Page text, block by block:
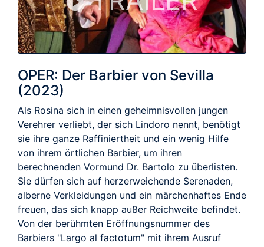
OPER: Der Barbier von Sevilla
(2023)
Als Rosina sich in einen geheimnisvollen jungen
Verehrer verliebt, der sich Lindoro nennt, benötigt
sie ihre ganze Raffiniertheit und ein wenig Hilfe
von ihrem örtlichen Barbier, um ihren
berechnenden Vormund Dr. Bartolo zu überlisten.
Sie dürfen sich auf herzerweichende Serenaden,
alberne Verkleidungen und ein märchenhaftes Ende
freuen, das sich knapp außer Reichweite befindet.
Von der berühmten Eröffnungsnummer des
Barbiers "Largo al factotum" mit ihrem Ausruf